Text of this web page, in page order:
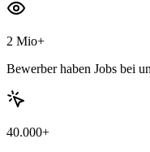
2 Mio+
Bewerber haben Jobs bei
40.000+